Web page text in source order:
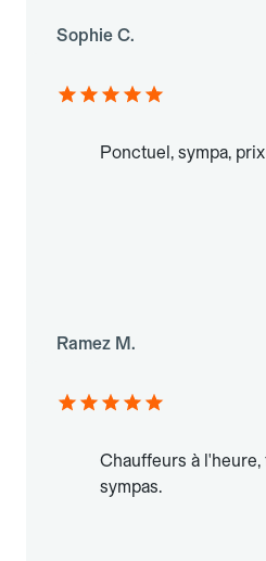
Sophie C.
Ponctuel, sympa,
Ramez M.
Chauffeurs à
sympas.